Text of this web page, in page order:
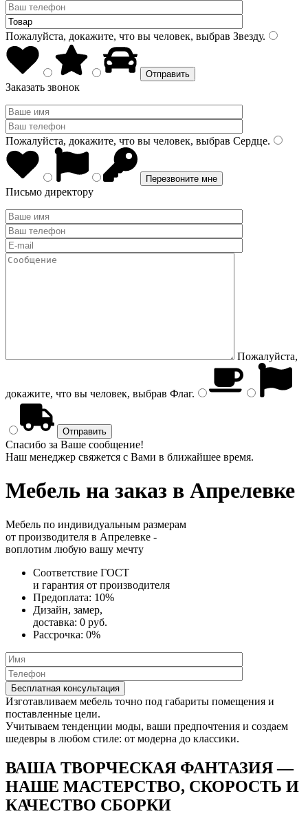
Пожалуйста, докажите, что вы человек, выбрав Звезду.
Заказать звонок
Пожалуйста, докажите, что вы человек, выбрав Сердце.
Письмо директору
Пожалуйста,
докажите, что вы человек, выбрав Флаг.
Спасибо за Ваше сообщение!
Наш менеджер свяжется с Вами в ближайшее время.
Мебель на заказ в Апрелевке
Мебель по индивидуальным размерам
от производителя в Апрелевке -
воплотим любую вашу мечту
Соответствие ГОСТ
и гарантия от производителя
Предоплата: 10%
Дизайн, замер,
доставка: 0 руб.
Рассрочка: 0%
Изготавливаем мебель точно под габариты помещения и
поставленные цели.
Учитываем тенденции моды, ваши предпочтения и создаем
шедевры в любом стиле: от модерна до классики.
ВАША ТВОРЧЕСКАЯ ФАНТАЗИЯ —
НАШЕ МАСТЕРСТВО, СКОРОСТЬ И
КАЧЕСТВО СБОРКИ